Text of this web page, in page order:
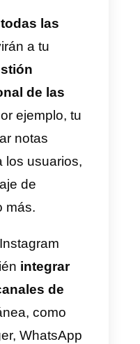
será
el éxito de tu
de crear
interesante y
impacto
del anuncio es
, pues deberá
usuarios qué
y claro, de tal